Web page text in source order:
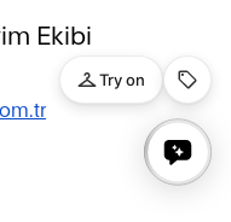
Ekibi